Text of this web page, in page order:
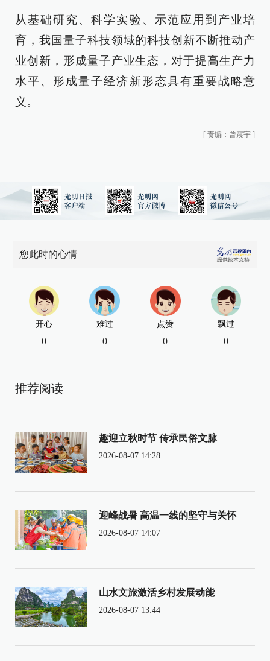
从基础研究、科学实验、示范应用到产业培
育，我国量子科技领域的科技创新不断推动产
业创新，形成量子产业生态，对于提高生产力
水平、形成量子经济新形态具有重要战略意
义。
[ 责编：曾震宇 ]
您此时的心情
开心
0
难过
0
点赞
0
飘过
0
推荐阅读
趣迎立秋时节 传承民俗文脉
2026-08-07 14:28
迎峰战暑 高温一线的坚守与关怀
2026-08-07 14:07
山水文旅激活乡村发展动能
2026-08-07 13:44